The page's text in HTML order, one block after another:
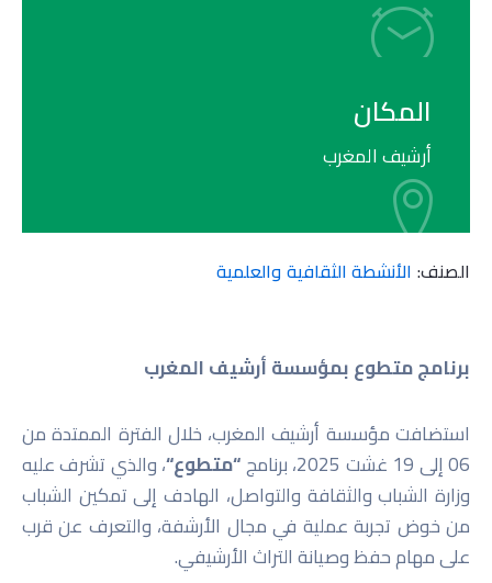
المكان
أرشيف المغرب
الصنف: الأنشطة الثقافية والعلمية
برنامج متطوع بمؤسسةأرشيف المغرب
استضافت مؤسسة أرشيف المغرب، خلال الفترة الممتدة من
06 إلى 19 غشت 2025، برنامج
“متطوع“، والذي تشرف عليه
وزارة الشباب والثقافة والتواصل، الهادف إلى تمكين الشباب
من خوض تجربة عملية في مجال الأرشفة، والتعرف عن قرب
على مهام حفظ وصيانة التراث الأرشيفي.